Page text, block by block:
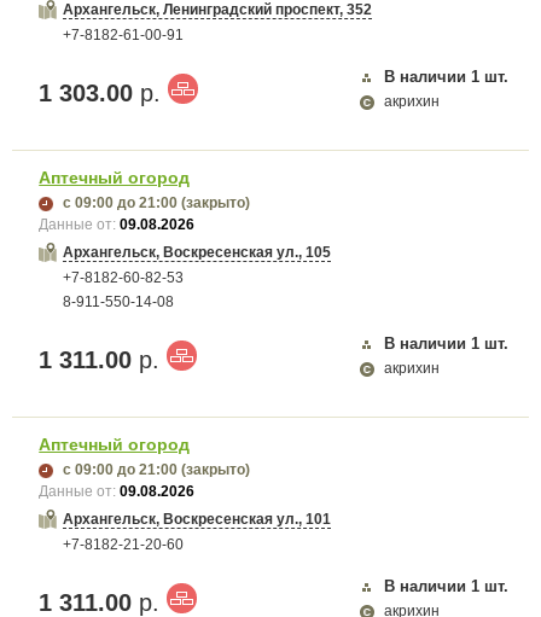
Архангельск, Ленинградский проспект, 352
+7-8182-61-00-91
1 303.00 р.
В наличии 1 шт.
акрихин
Аптечный огород
с 09:00 до 21:00 (закрыто)
Данные от:09.08.2026
Архангельск, Воскресенская ул., 105
+7-8182-60-82-53
8-911-550-14-08
1 311.00 р.
В наличии 1 шт.
акрихин
Аптечный огород
с 09:00 до 21:00 (закрыто)
Данные от:09.08.2026
Архангельск, Воскресенская ул., 101
+7-8182-21-20-60
1 311.00 р.
В наличии 1 шт.
акрихин